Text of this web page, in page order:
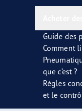
Guide des
Comment
que c’est ?
Règles
et le